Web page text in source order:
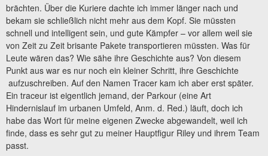
brächten. Über die Kuriere dachte ich immer länger nach und
bekam sie schließlich nicht mehr aus dem Kopf. Sie müssten
schnell und intelligent sein, und gute Kämpfer – vor allem weil sie
von Zeit zu Zeit brisante Pakete transportieren müssten. Was für
Leute wären das? Wie sähe ihre Geschichte aus? Von diesem
Punkt aus war es nur noch ein kleiner Schritt, ihre Geschichte
aufzuschreiben. Auf den Namen Tracer kam ich aber erst später.
Ein traceur ist eigentlich jemand, der Parkour (eine Art
Hindernislauf im urbanen Umfeld, Anm. d. Red.) läuft, doch ich
habe das Wort für meine eigenen Zwecke abgewandelt, weil ich
finde, dass es sehr gut zu meiner Hauptfigur Riley und ihrem Team
passt.